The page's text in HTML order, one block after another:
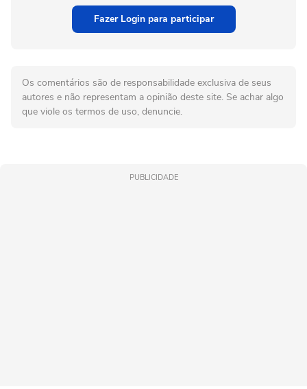
Fazer Login para participar
Os comentários são de responsabilidade exclusiva de seus
autores e não representam a opinião deste site. Se achar algo
que viole os termos de uso, denuncie.
PUBLICIDADE